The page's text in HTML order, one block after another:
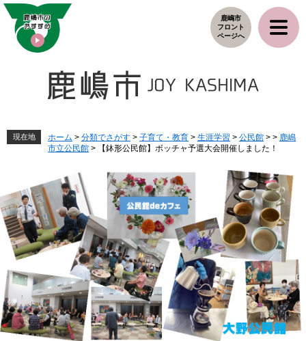
ペ
メ
鹿嶋市
フロント
ページへ
現在地 ホーム > 分類でさがす > 子育て・教育 > 生涯学習 > 公民館 > > 鹿嶋
市立公民館 > 【鉢形公民館】ボッチャ予選大会開催しました！